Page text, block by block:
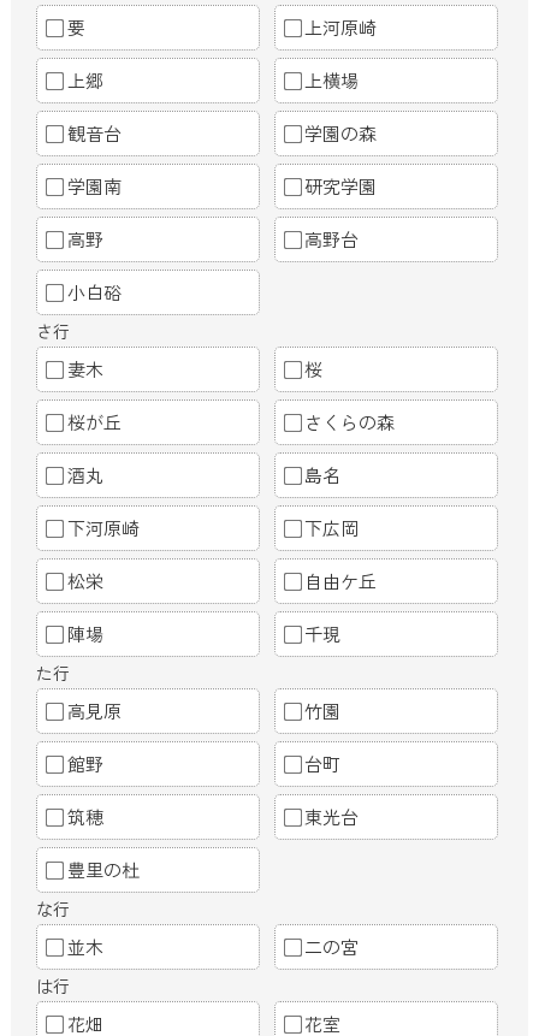
要 上河原崎
上郷 上横場
観音台 学園の森
学園南 研究学園
高野 高野台
小白硲
さ行
妻木 桜
桜が丘 さくらの森
酒丸 島名
下河原崎 下広岡
松栄 自由ケ丘
陣場 千現
た行
高見原 竹園
館野 台町
筑穂 東光台
豊里の杜
な行
並木 二の宮
は行
花畑 花室